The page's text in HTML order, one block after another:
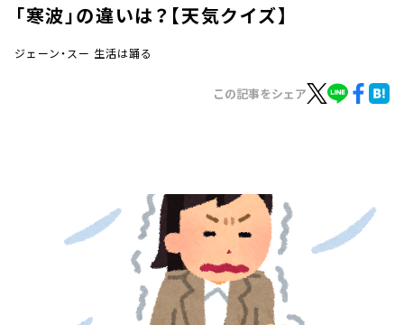
お知らせ
イベント・グッズ
YouTube
「寒波」の違いは？【天気クイズ】
ジェーン・スー 生活は踊る
この記事をシェア